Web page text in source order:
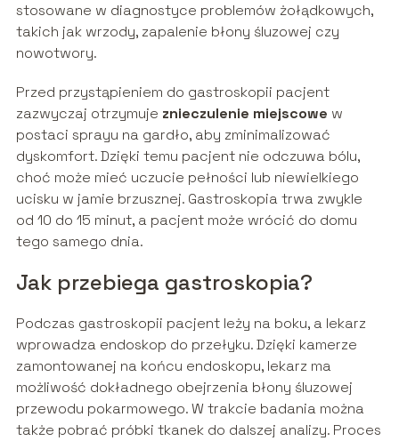
stosowane w diagnostyce problemów żołądkowych,
takich jak wrzody, zapalenie błony śluzowej czy
nowotwory.
Przed przystąpieniem do gastroskopii pacjent
zazwyczaj otrzymuje znieczulenie miejscowe w
postaci sprayu na gardło, aby zminimalizować
dyskomfort. Dzięki temu pacjent nie odczuwa bólu,
choć może mieć uczucie pełności lub niewielkiego
ucisku w jamie brzusznej. Gastroskopia trwa zwykle
od 10 do 15 minut, a pacjent może wrócić do domu
tego samego dnia.
Jak przebiega gastroskopia?
Podczas gastroskopii pacjent leży na boku, a lekarz
wprowadza endoskop do przełyku. Dzięki kamerze
zamontowanej na końcu endoskopu, lekarz ma
możliwość dokładnego obejrzenia błony śluzowej
przewodu pokarmowego. W trakcie badania można
także pobrać próbki tkanek do dalszej analizy. Proces